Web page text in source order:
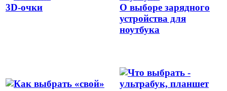
3D-очки
О выборе зарядного
устройства для
ноутбука